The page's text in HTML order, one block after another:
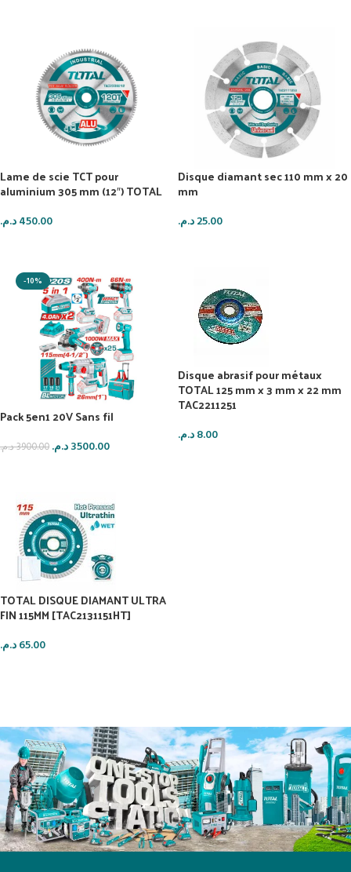
Lame de scie TCT pour
aluminium 305 mm (12″) TOTAL
450.00د.م.
Disque diamant sec 110 mm x 20
mm
25.00د.م.
-10%
Pack 5en1 20V Sans fil
3900.00د.م. 3500.00د.م.
Disque abrasif pour métaux
TOTAL 125 mm x 3 mm x 22 mm
TAC2211251
8.00د.م.
TOTAL DISQUE DIAMANT ULTRA
FIN 115MM [TAC2131151HT]
65.00د.م.